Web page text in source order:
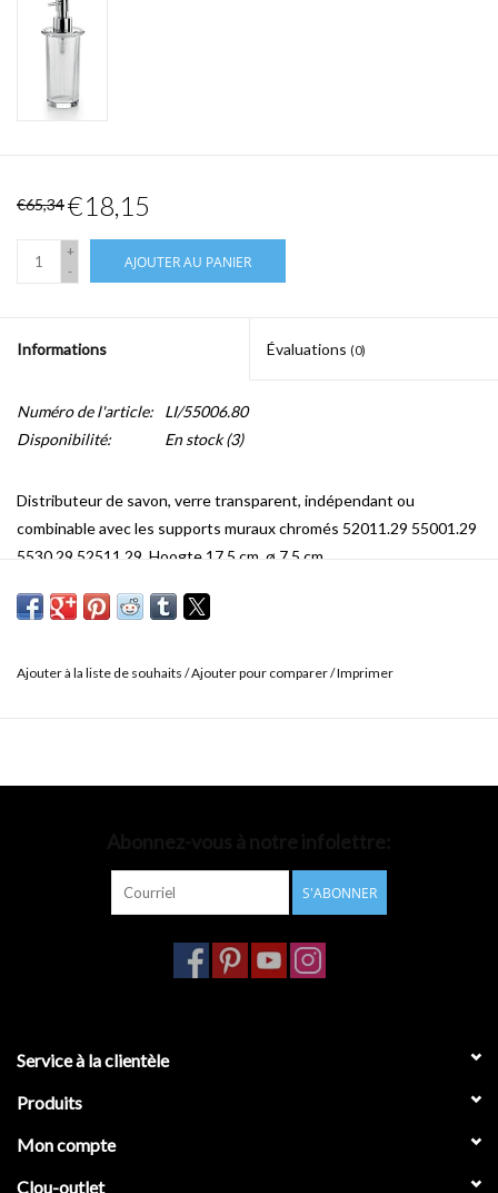
€65,34€18,15
+
-
AJOUTER AU PANIER
Informations Évaluations (0)
Numéro de l'article:
LI/55006.80
Disponibilité:
En stock(3)
Distributeur de savon, verre transparent, indépendant ou
combinable avec les supports muraux chromés 52011.29 55001.29
5530.29 52511.29. Hoogte 17,5 cm, ø 7,5 cm.
Ajouter à la liste de souhaits /Ajouter pour comparer/Imprimer
S'ABONNER
Service à la clientèle
Produits
Mon compte
Clou-outlet